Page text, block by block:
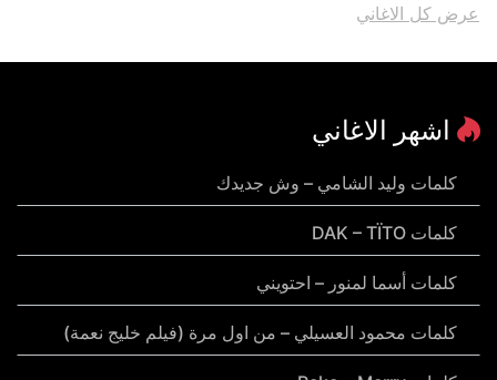
عرض كل الاغاني
اشهر الاغاني
كلمات وليد الشامي – وش جديدك
كلمات DAK – TÏTO
كلمات أسما لمنور – احتويني
كلمات محمود العسيلي – من اول مرة (فيلم خليج نعمة)